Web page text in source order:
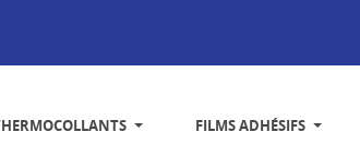
FILMS ADHÉSIFS